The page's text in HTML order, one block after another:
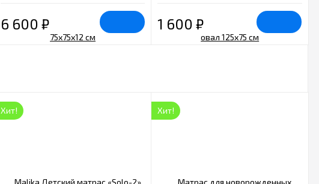
6 600 ₽ 1 600₽
Хит! Хит!